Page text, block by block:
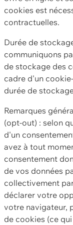
cookies est
contractuelles.
Durée de
communiquons
de stockage des
cadre d'un
durée de
Remarques
(opt-out) : selon
d'un
avez à tout
consentement
de vos données
collectivement
déclarer votre
votre navigateur,
de cookies (ce